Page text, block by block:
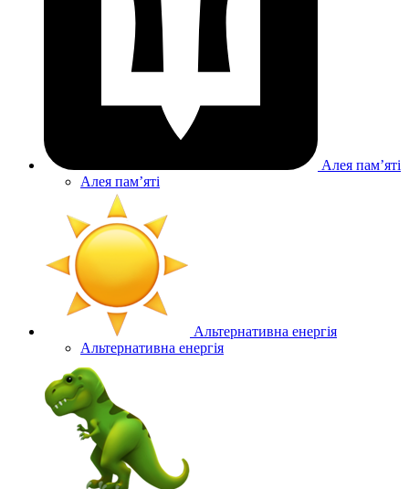
Алея памʼяті
Алея памʼяті
Альтернативна енергія
Альтернативна енергія